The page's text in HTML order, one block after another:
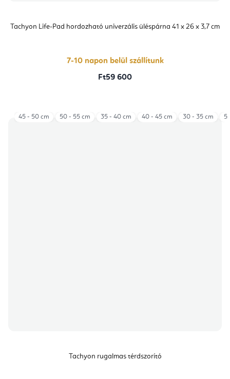
Tachyon Life-Pad hordozható univerzális üléspárna 41 x 26 x 3,7 cm
7-10 napon belül szállítunk
Ft59 600
Tachyon rugalmas térdszorító
45 - 50 cm 50 - 55 cm 35 - 40 cm 40 - 45 cm 30 - 35 cm